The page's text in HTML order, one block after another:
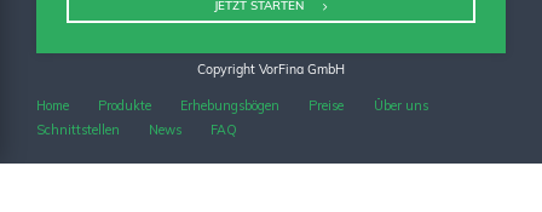
JETZT STARTEN
Copyright VorFina GmbH
Home Produkte Erhebungsbögen Preise
Über uns
Schnittstellen
News FAQ